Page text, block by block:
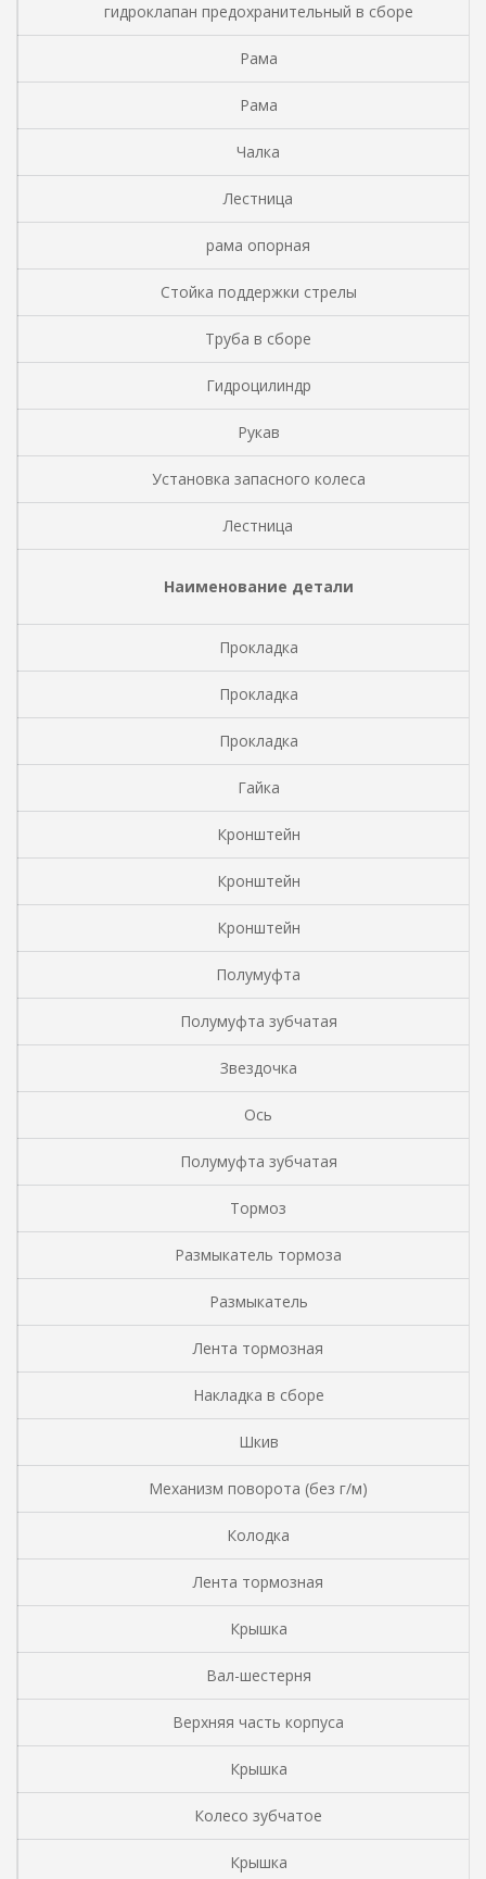
гидроклапан предохранительный в сборе
Рама
Рама
Чалка
Лестница
рама опорная
Стойка поддержки стрелы
Труба в сборе
Гидроцилиндр
Рукав
Установка запасного колеса
Лестница
Наименование детали
Прокладка
Прокладка
Прокладка
Гайка
Кронштейн
Кронштейн
Кронштейн
Полумуфта
Полумуфта зубчатая
Звездочка
Ось
Полумуфта зубчатая
Тормоз
Размыкатель тормоза
Размыкатель
Лента тормозная
Накладка в сборе
Шкив
Механизм поворота (без г/м)
Колодка
Лента тормозная
Крышка
Вал-шестерня
Верхняя часть корпуса
Крышка
Колесо зубчатое
Крышка